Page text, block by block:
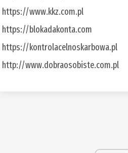
https://www.kkz.com.pl
https://blokadakonta.com
https://kontrolacelnoskarbowa.pl
http://www.dobraosobiste.com.pl